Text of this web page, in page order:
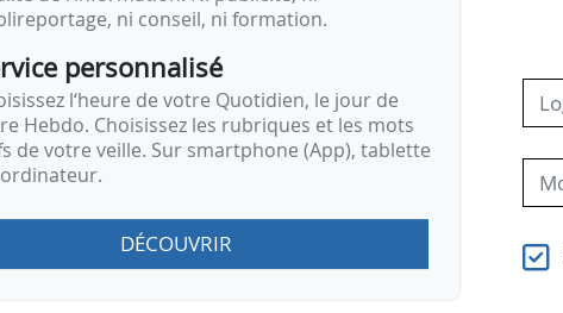
ni conseil, ni formation.
personnalisé
l‘heure de votre Quotidien, le jour de
Hebdo. Choisissez les rubriques et les mots
de votre veille. Sur smartphone (App), tablette
DÉCOUVRIR